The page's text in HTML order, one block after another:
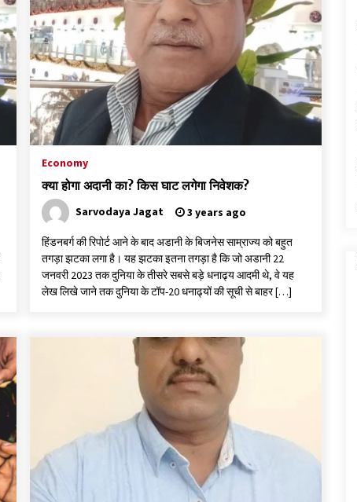
3 years ago
पीवी राजगोपाल को जापान का निवानो शांति पुरस्कार
3 years ago
यह समझना ज़्यादा ज़रूरी कि किसको सत्ता में नहीं आना
Economy
क्या होगा अदानी का? किस घाट लगेगा निवेशक?
Sarvodaya Jagat 3 years ago
हिंडनबर्ग की रिपोर्ट आने के बाद अडानी के बिजनेस साम्राज्य को बहुत
तगड़ा झटका लगा है। यह झटका इतना तगड़ा है कि जो अडानी 22
जनवरी 2023 तक दुनिया के तीसरे सबसे बड़े धनाढ्य आदमी थे, वे यह
लेख लिखे जाने तक दुनिया के टॉप-20 धनाढ्यों की सूची से बाहर […]